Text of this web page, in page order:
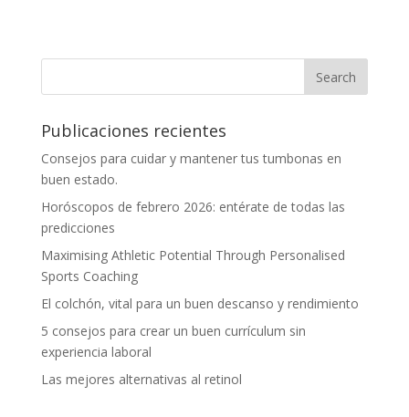
Publicaciones recientes
Consejos para cuidar y mantener tus tumbonas en
buen estado.
Horóscopos de febrero 2026: entérate de todas las
predicciones
Maximising Athletic Potential Through Personalised
Sports Coaching
El colchón, vital para un buen descanso y rendimiento
5 consejos para crear un buen currículum sin
experiencia laboral
Las mejores alternativas al retinol